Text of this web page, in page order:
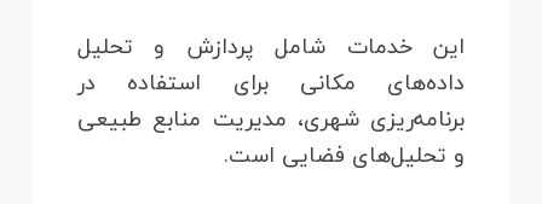
این خدمات شامل پردازش و تحلیل
داده‌های مکانی برای استفاده در
برنامه‌ریزی شهری، مدیریت منابع طبیعی
و تحلیل‌های فضایی است.